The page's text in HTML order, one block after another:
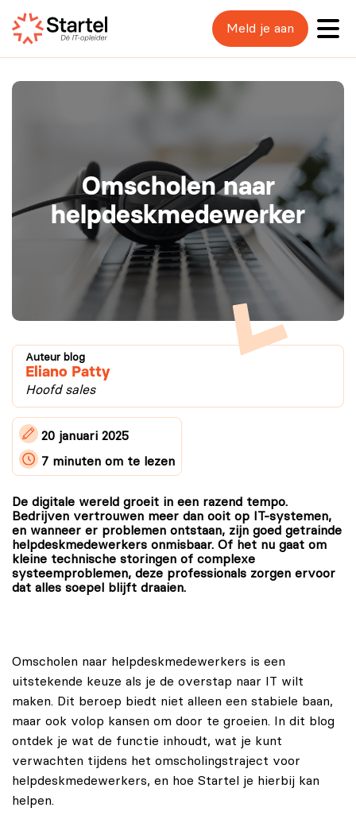
Meld je aan
Omscholen naar
helpdeskmedewerker
Auteur blog
Eliano Patty
Hoofd sales
20 januari 2025
7 minuten om te lezen
De digitale wereld groeit in een razend tempo.
Bedrijven vertrouwen meer dan ooit op IT-systemen,
en wanneer er problemen ontstaan, zijn goed getrainde
helpdeskmedewerkers onmisbaar. Of het nu gaat om
kleine technische storingen of complexe
systeemproblemen, deze professionals zorgen ervoor
dat alles soepel blijft draaien.
Omscholen naar helpdeskmedewerkers is een
uitstekende keuze als je de overstap naar IT wilt
maken. Dit beroep biedt niet alleen een stabiele baan,
maar ook volop kansen om door te groeien. In dit blog
ontdek je wat de functie inhoudt, wat je kunt
verwachten tijdens het omscholingstraject voor
helpdeskmedewerkers, en hoe Startel je hierbij kan
helpen.